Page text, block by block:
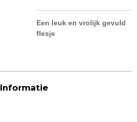
Een leuk en vrolijk gevuld
flesje
Informatie